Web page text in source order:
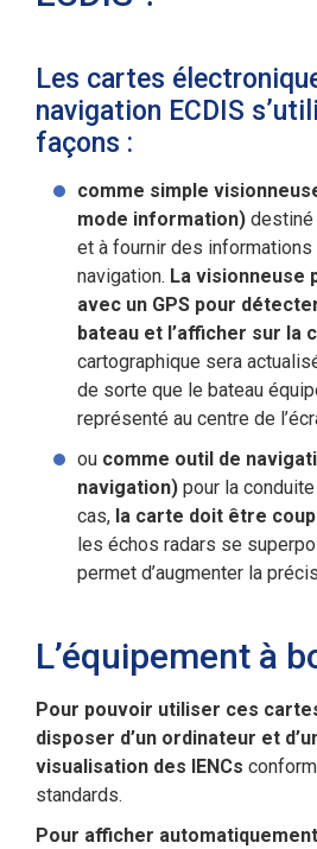
Les cartes
navigation ECDIS
façons :
comme simple
mode information) destiné
et à fournir des
navigation. La visionneuse
avec un GPS pour
bateau et l’afficher sur la
cartographique sera
de sorte que le bateau
représenté au centre de
ou comme outil de
navigation) pour la
cas, la carte doit être
les échos radars se
permet d’augmenter la
L’équipement à
Pour pouvoir utiliser ces
disposer d’un ordinateur et
visualisation des IENCs
standards.
Pour afficher